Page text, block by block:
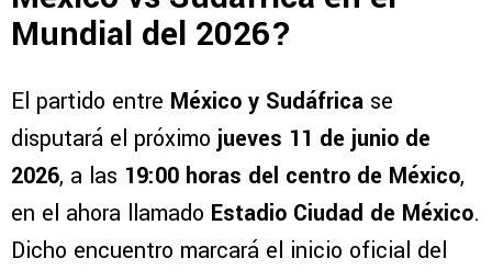
Mundial del 2026?
El partido entre México y Sudáfrica se
disputará el próximo jueves 11 de junio de
2026, a las 19:00 horas del centro de México,
en el ahora llamado Estadio Ciudad de México.
Dicho encuentro marcará el inicio oficial del